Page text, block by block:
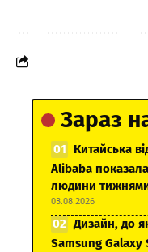
Зараз
Китайська
Alibaba
людини
03.08.2026
Дизайн, до
Samsung Galaxy